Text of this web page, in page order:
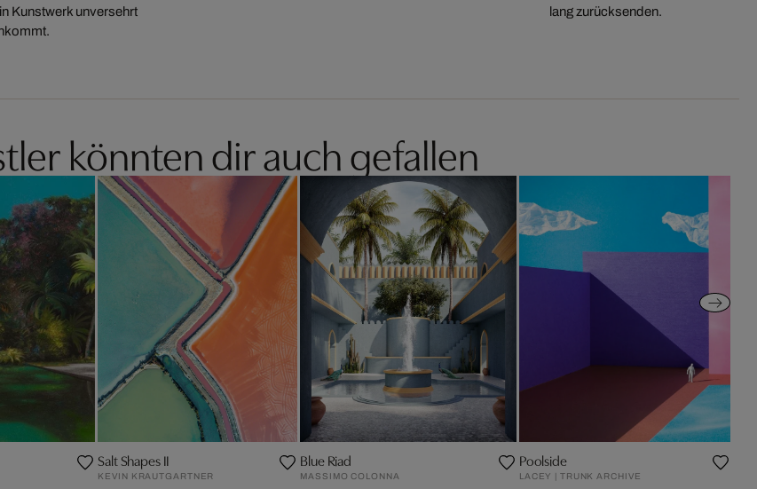
Kunstwerk unversehrt
lang zurücksenden.
könnten dir auch gefallen
Salt Shapes II
KEVIN KRAUTGARTNER
Blue Riad
MASSIMO COLONNA
Poolside
LACEY | TRUNK ARCHIVE